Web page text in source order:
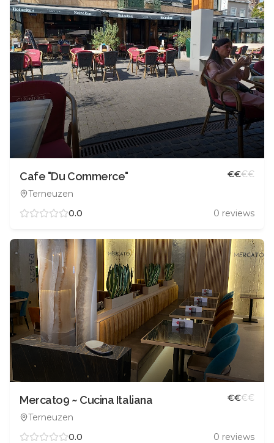
Cafe "Du Commerce"
Terneuzen
€€€€
0.0 0 reviews
Mercato9 ~ Cucina Italiana
Terneuzen
€€€€
0.0 0 reviews